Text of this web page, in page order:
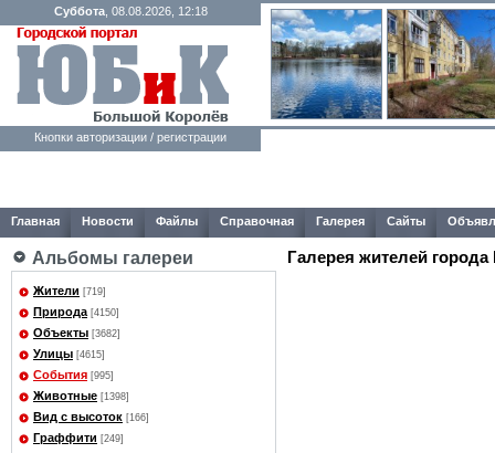
Суббота, 08.08.2026, 12:18
Кнопки авторизации / регистрации
Главная Новости Файлы Справочная Галерея Сайты
Альбомы галереи
Жители [719]
Природа [4150]
Объекты [3682]
Улицы [4615]
События [995]
Животные [1398]
Вид с высоток [166]
Граффити [249]
Галерея жителей города